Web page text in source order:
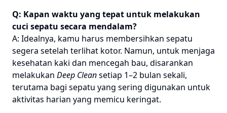
Q: Kapan waktu yang tepat untuk melakukan
cuci sepatu secara mendalam?
A: Idealnya, kamu harus membersihkan sepatu
segera setelah terlihat kotor. Namun, untuk menjaga
kesehatan kaki dan mencegah bau, disarankan
melakukan Deep Cleansetiap 1–2 bulan sekali,
terutama bagi sepatu yang sering digunakan untuk
aktivitas harian yang memicu keringat.